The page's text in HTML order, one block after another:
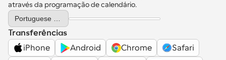
através da programação de calendário.
Select Language
Transferências
iPhone
Android Chrome
Safari